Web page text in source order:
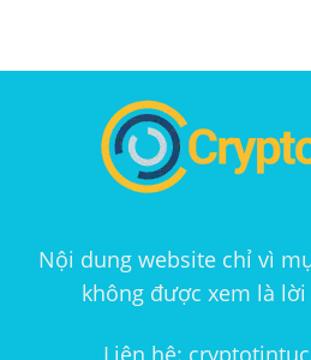
Nội dung website chỉ vì
không được xem là
Liên hệ: